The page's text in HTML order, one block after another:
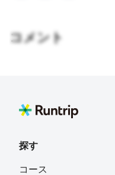
コメント
探す
コース